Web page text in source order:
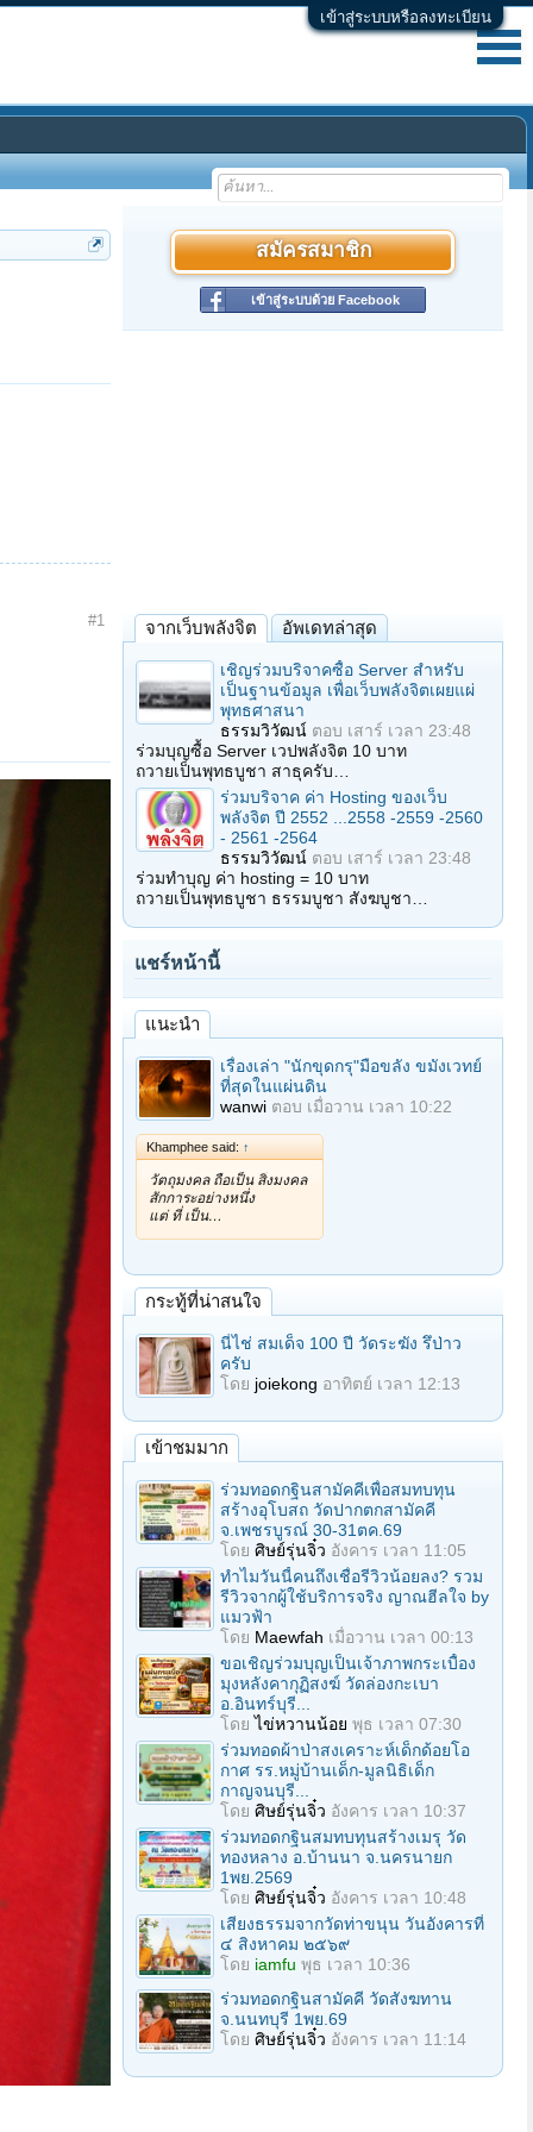
เข้าสู่ระบบหรือลงทะเบียน
#1
สมัครสมาชิก
เข้าสู่ระบบด้วย Facebook
จากเว็บพลังจิต อัพเดทล่าสุด
เชิญร่วมบริจาคซื้อ Server สำหรับ
เป็นฐานข้อมูล เพื่อเว็บพลังจิตเผยแผ่
พุทธศาสนา
ธรรมวิวัฒน์ ตอบ เสาร์ เวลา 23:48
ร่วมบุญซื้อ Server เวปพลังจิต 10 บาท
ถวายเป็นพุทธบูชา สาธุครับ…
ร่วมบริจาค ค่า Hosting ของเว็บ
พลังจิต ปี 2552 ...2558 -2559 -2560
- 2561 -2564
ธรรมวิวัฒน์ ตอบ เสาร์ เวลา 23:48
ร่วมทำบุญ ค่า hosting = 10 บาท
ถวายเป็นพุทธบูชา ธรรมบูชา สังฆบูชา…
แชร์หน้านี้
แนะนำ
เรื่องเล่า "นักขุดกรุ"มือขลัง ขมังเวทย์
ที่สุดในแผ่นดิน
wanwi ตอบ เมื่อวาน เวลา 10:22
Khamphee said: ↑
วัตถุมงคล ถือเป็น สิ่งมงคล
สักการะอย่างหนึ่ง
แต่ ที่ เป็น…
กระทู้ที่น่าสนใจ
นี่ไช่ สมเด็จ 100 ปี วัดระฆัง รึป่าว
ครับ
โดย joiekong อาทิตย์ เวลา 12:13
เข้าชมมาก
ร่วมทอดกฐินสามัคคีเพื่อสมทบทุน
สร้างอุโบสถ วัดปากตกสามัคคี
จ.เพชรบูรณ์ 30-31ตค.69
โดย ศิษย์รุ่นจิ๋ว อังคาร เวลา 11:05
ทำไมวันนี้คนถึงเชื่อรีวิวน้อยลง? รวม
รีวิวจากผู้ใช้บริการจริง ญาณฮีลใจ by
แมวฟ้า
โดย Maewfah เมื่อวาน เวลา 00:13
ขอเชิญร่วมบุญเป็นเจ้าภาพกระเบื้อง
มุงหลังคากุฏิสงฆ์ วัดล่องกะเบา
อ.อินทร์บุรี...
โดยไข่หวานน้อย พุธ เวลา 07:30
ร่วมทอดผ้าป่าสงเคราะห์เด็กด้อยโอ
กาศ รร.หมู่บ้านเด็ก-มูลนิธิเด็ก
กาญจนบุรี...
โดย ศิษย์รุ่นจิ๋ว อังคาร เวลา 10:37
ร่วมทอดกฐินสมทบทุนสร้างเมรุ วัด
ทองหลาง อ.บ้านนา จ.นครนายก
1พย.2569
โดย ศิษย์รุ่นจิ๋ว อังคาร เวลา 10:48
เสียงธรรมจากวัดท่าขนุน วันอังคารที่
๔ สิงหาคม ๒๕๖๙
โดย iamfu พุธ เวลา 10:36
ร่วมทอดกฐินสามัคคี วัดสังฆทาน
จ.นนทบุรี 1พย.69
โดย ศิษย์รุ่นจิ๋ว อังคาร เวลา 11:14